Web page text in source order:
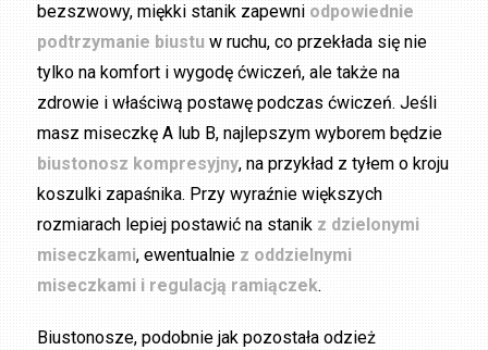
bezszwowy, miękki stanik zapewni odpowiednie
podtrzymanie biustu w ruchu, co przekłada się nie
tylko na komfort i wygodę ćwiczeń, ale także na
zdrowie i właściwą postawę podczas ćwiczeń. Jeśli
masz miseczkę A lub B, najlepszym wyborem będzie
biustonosz kompresyjny, na przykład z tyłem o kroju
koszulki zapaśnika. Przy wyraźnie większych
rozmiarach lepiej postawić na stanik z dzielonymi
miseczkami, ewentualnie z oddzielnymi
miseczkami i regulacją ramiączek.
Biustonosze, podobnie jak pozostała odzież